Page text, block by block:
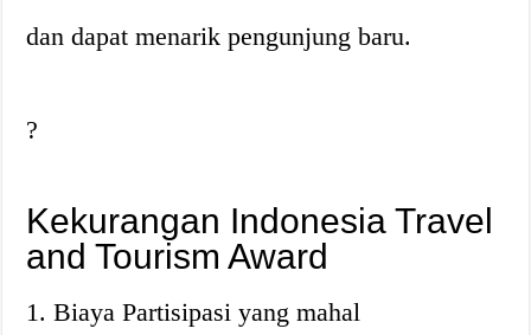
dan dapat menarik pengunjung baru.
?
Kekurangan Indonesia Travel
and Tourism Award
1. Biaya Partisipasi yang mahal